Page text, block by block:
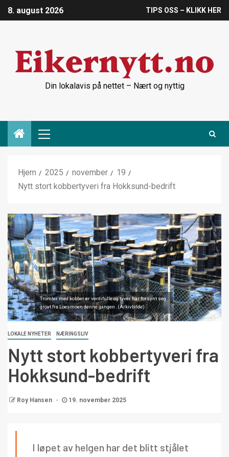
8. august 2026 TIPS OSS – KLIKK HER
Din lokalavis på nettet – Nært og nyttig
Hjem 2025 november
19
Nytt stort kobbertyveri fra Hokksund-bedrift
Tromler med kobber er verdifulle og tyver har forsynt seg
grovt fra Loesmoen denne gangen. (Arkivbilde)
LOKALE NYHETER NÆRINGSLIV
Nytt stort kobbertyveri fra
Hokksund-bedrift
Roy Hansen 19. november 2025
I løpet av helgen har det blitt stjålet